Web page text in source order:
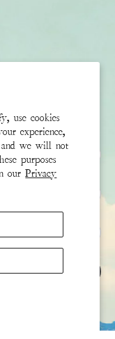
use cookies
experience,
and we will not
purposes
ourPrivacy
with your stylist